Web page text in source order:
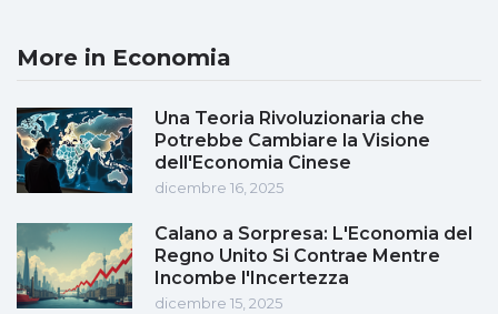
More in Economia
Una Teoria Rivoluzionaria che
Potrebbe Cambiare la Visione
dell'Economia Cinese
dicembre 16, 2025
Calano a Sorpresa: L'Economia del
Regno Unito Si Contrae Mentre
Incombe l'Incertezza
dicembre 15, 2025